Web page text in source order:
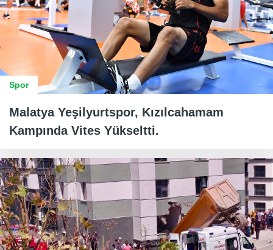
Spor
Malatya Yeşilyurtspor, Kızılcahamam
Kampında Vites Yükseltti.